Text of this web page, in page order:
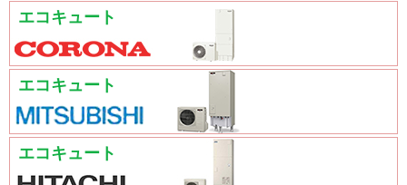
エコキュート
エコキュート
エコキュート